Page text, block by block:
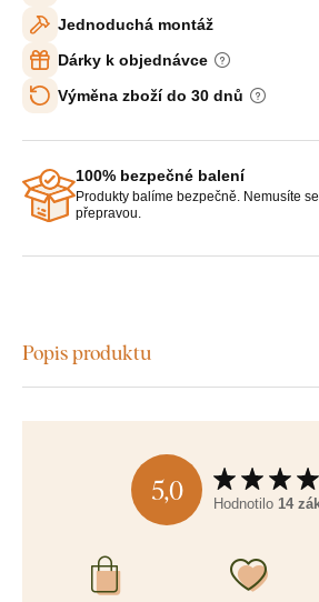
Jednoduchá montáž
Dárky k objednávce
Výměna zboží do 30 dnů
100% bezpečné balení
Produkty balíme bezpečně. Nemusíte
přepravou.
Popis produktu
5,0 Hodnotilo 14